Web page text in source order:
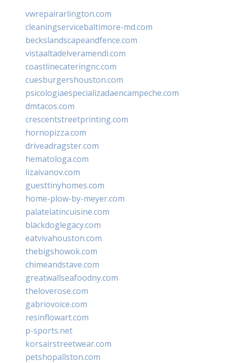
vwrepairarlington.com
cleaningservicebaltimore-md.com
beckslandscapeandfence.com
vistaaltadelveramendi.com
coastlinecateringnc.com
cuesburgershouston.com
psicologiaespecializadaencampeche.com
dmtacos.com
crescentstreetprinting.com
hornopizza.com
driveadragster.com
hematologa.com
lizaivanov.com
guesttinyhomes.com
home-plow-by-meyer.com
palatelatincuisine.com
blackdoglegacy.com
eatvivahouston.com
thebigshowok.com
chimeandstave.com
greatwallseafoodny.com
theloverose.com
gabriovoice.com
resinflowart.com
p-sports.net
korsairstreetwear.com
petshopallston.com